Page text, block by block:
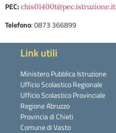
PEC: chis01400t@pec.istruzione.it
Telefono: 0873 366899
Link utili
Ministero Pubblica Istruzione
Ufficio Scolastico Regionale
Ufficio Scolastico Provinciale
Regione Abruzzo
Provincia di Chieti
Comune di Vasto